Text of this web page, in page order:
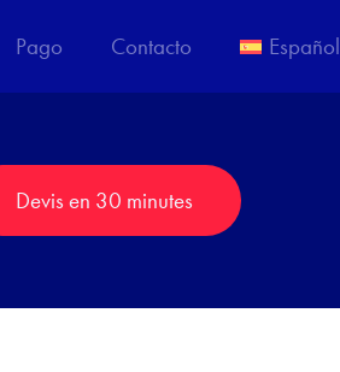
Pago Contacto Español
Devis en 30 minutes